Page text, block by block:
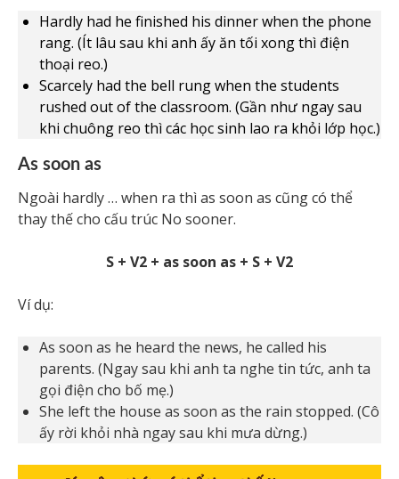
Hardly had he finished his dinner when the phone
rang. (Ít lâu sau khi anh ấy ăn tối xong thì điện
thoại reo.)
Scarcely had the bell rung when the students
rushed out of the classroom. (Gần như ngay sau
khi chuông reo thì các học sinh lao ra khỏi lớp học.)
As soon as
Ngoài hardly … when ra thì as soon as cũng có thể
thay thế cho cấu trúc No sooner.
S + V2 + as soon as + S + V2
Ví dụ:
As soon as he heard the news, he called his
parents. (Ngay sau khi anh ta nghe tin tức, anh ta
gọi điện cho bố mẹ.)
She left the house as soon as the rain stopped. (Cô
ấy rời khỏi nhà ngay sau khi mưa dừng.)